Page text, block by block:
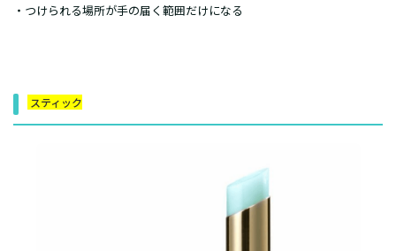
・つけられる場所が手の届く範囲だけになる
スティック